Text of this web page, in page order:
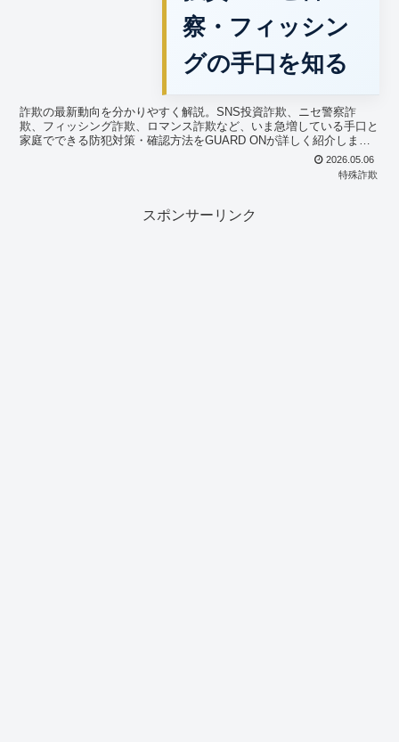
察・フィッシン
グの手口を知る
詐欺の最新動向を分かりやすく解説。SNS投資詐欺、ニセ警察詐
欺、フィッシング詐欺、ロマンス詐欺など、いま急増している手口と
家庭でできる防犯対策・確認方法をGUARD ONが詳しく紹介しま
2026.05.06
特殊詐欺
スポンサーリンク